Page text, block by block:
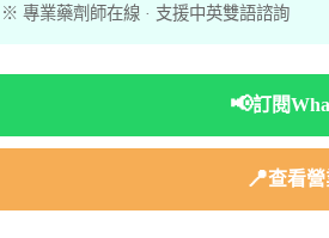
※ 專業藥劑師在線 · 支援中英雙語諮詢
📢訂閱
📍查看營